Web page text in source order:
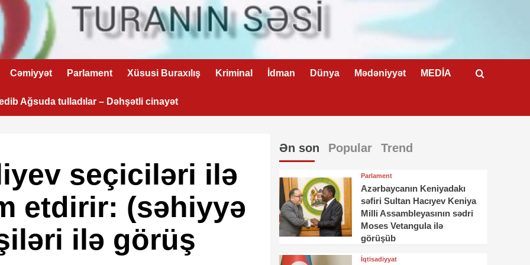
Cəmiyyət Parlament Xüsusi Buraxılış Kriminal İdman Dünya Mədəniyyət MEDİA
Ağsuda tulladılar – Dəhşətli cinayət
seçiciləri ilə
etdirir: (səhiyyə
ilə görüş
Ən son Popular Trend
Parlament
Azərbaycanın Keniyadakı
səfiri Sultan Hacıyev Keniya
Milli Assambleyasının sədri
Moses Vetangula ilə
görüşüb
İqtisadiyyat